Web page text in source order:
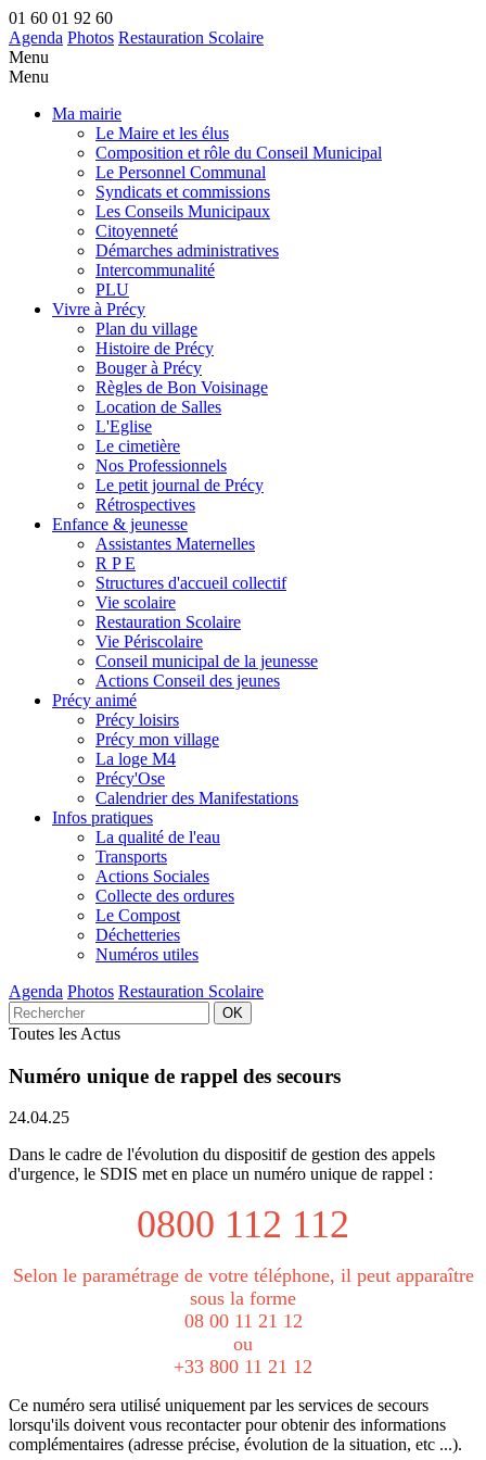
01 60 01 92 60
Agenda Photos Restauration Scolaire
Menu
Menu
Ma mairie
Le Maire et les élus
Composition et rôle du Conseil Municipal
Le Personnel Communal
Syndicats et commissions
Les Conseils Municipaux
Citoyenneté
Démarches administratives
Intercommunalité
PLU
Vivre à Précy
Plan du village
Histoire de Précy
Bouger à Précy
Règles de Bon Voisinage
Location de Salles
L'Eglise
Le cimetière
Nos Professionnels
Le petit journal de Précy
Rétrospectives
Enfance & jeunesse
Assistantes Maternelles
R P E
Structures d'accueil collectif
Vie scolaire
Restauration Scolaire
Vie Périscolaire
Conseil municipal de la jeunesse
Actions Conseil des jeunes
Précy animé
Précy loisirs
Précy mon village
La loge M4
Précy'Ose
Calendrier des Manifestations
Infos pratiques
La qualité de l'eau
Transports
Actions Sociales
Collecte des ordures
Le Compost
Déchetteries
Numéros utiles
Agenda Photos Restauration Scolaire
Toutes les Actus
Numéro unique de rappel des secours
24.04.25
Dans le cadre de l'évolution du dispositif de gestion des appels
d'urgence, le SDIS met en place un numéro unique de rappel :
0800 112 112
Selon le paramétrage de votre téléphone, il peut apparaître
sous la forme
08 00 11 21 12
ou
+33 800 11 21 12
Ce numéro sera utilisé uniquement par les services de secours
lorsqu'ils doivent vous recontacter pour obtenir des informations
complémentaires (adresse précise, évolution de la situation, etc ...).